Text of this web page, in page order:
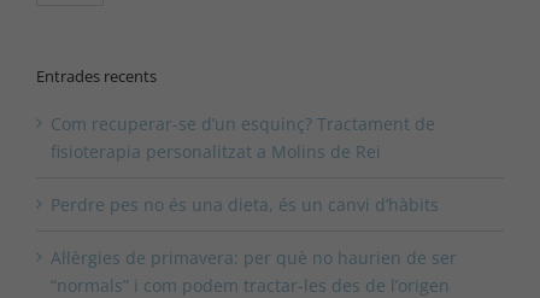
Entrades recents
Com recuperar-se d’un esquinç? Tractament de
fisioterapia personalitzat a Molins de Rei
Perdre pes no és una dieta, és un canvi d’hàbits
Al·lèrgies de primavera: per què no haurien de ser
“normals” i com podem tractar-les des de l’origen